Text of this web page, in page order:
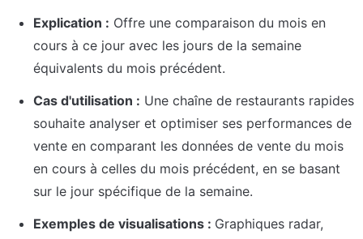
Explication : Offre une comparaison du mois en
cours à ce jour avec les jours de la semaine
équivalents du mois précédent.
Cas d'utilisation : Une chaîne de restaurants rapides
souhaite analyser et optimiser ses performances de
vente en comparant les données de vente du mois
en cours à celles du mois précédent, en se basant
sur le jour spécifique de la semaine.
Exemples de visualisations : Graphiques radar,